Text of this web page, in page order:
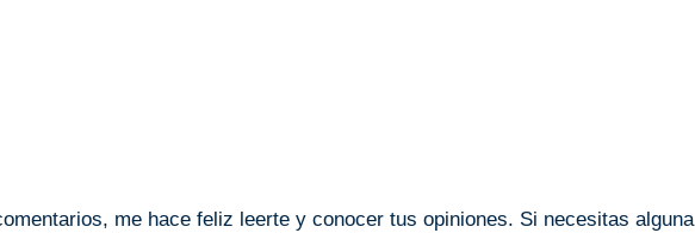
me hace feliz leerte y conocer tus opiniones. Si necesitas alguna